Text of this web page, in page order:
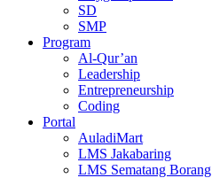
SD
SMP
Program
Al-Qur’an
Leadership
Entrepreneurship
Coding
Portal
AuladiMart
LMS Jakabaring
LMS Sematang Borang